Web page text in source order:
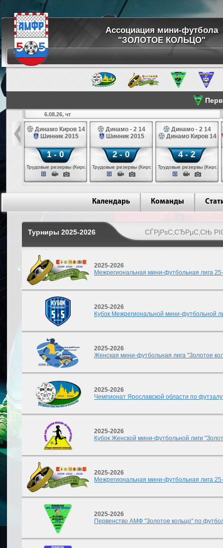
Ассоциация мини-футбола
"ЗОЛОТОЕ КОЛЬЦО"
14
6.08.26, чт
Динамо Киров 14
Шинник 2015
1 - 0
Трудовые резервы (Киров)
Динамо - 2 14
Шинник 2015
2 - 0
Трудовые резервы (Киров)
Динамо - 2 14
Динамо Киров 14
4 - 2
Трудовые резервы (Киров)
Календарь Команды
Турниры 2025-2026 СЃРјРѕС‚СЂРµС‚СЊ
2025-2026
Межрегиональная мини-футбольная лига
2025-2026
Кубок Межрегиональной мини-футбольной
2025-2026
Женская мини-футбольная лига "Золотое
2025-2026
Чемпионат Ярославской области по
2025-2026
Кубок Женской мини-футбольной лиги
2025-2026
Межрегиональная мини-футбольная лига
2025-2026
Первенство АМФ "Золотое кольцо" по